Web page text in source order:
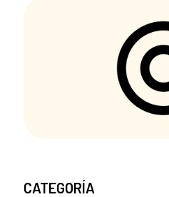
CATEGORÍA